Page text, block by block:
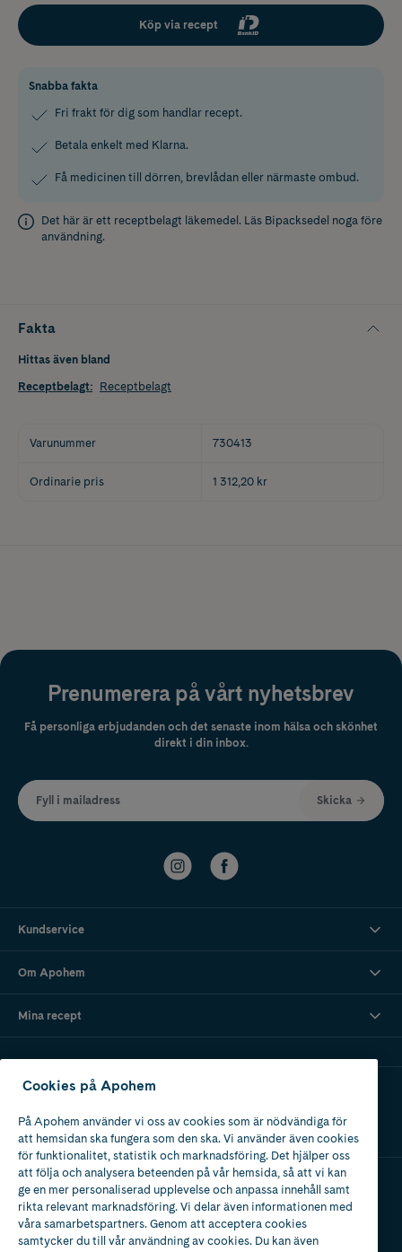
Köp via recept
Snabba fakta
Fri frakt för dig som handlar recept.
Betala enkelt med Klarna.
Få medicinen till dörren, brevlådan eller närmaste ombud.
Det här är ett receptbelagt läkemedel. Läs Bipacksedel noga före
användning.
Fakta
Hittas även bland
Receptbelagt: Receptbelagt
Varunummer 730413
Ordinarie pris 1 312,20 kr
Prenumerera på vårt nyhetsbrev
Få personliga erbjudanden och det senaste inom hälsa och skönhet
direkt i din inbox.
Fyll i mailadress Skicka
Kundservice
Om Apohem
Mina recept
Ladda ner vår app
Apotek med tillstånd
av Läkemedelsverket
Cookies på Apohem
På Apohem använder vi oss av cookies som är nödvändiga för
att hemsidan ska fungera som den ska. Vi använder även cookies
för funktionalitet, statistik och marknadsföring. Det hjälper oss
att följa och analysera beteenden på vår hemsida, så att vi kan
ge en mer personaliserad upplevelse och anpassa innehåll samt
rikta relevant marknadsföring. Vi delar även informationen med
våra samarbetspartners. Genom att acceptera cookies
samtycker du till vår användning av cookies. Du kan även